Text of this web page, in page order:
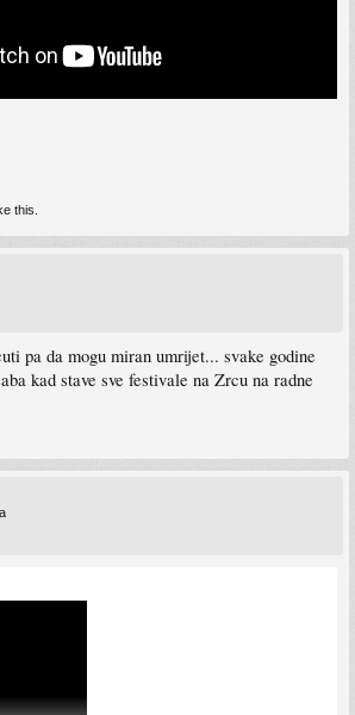
this.
pa da mogu miran umrijet... svake godine
kad stave sve festivale na Zrcu na radne